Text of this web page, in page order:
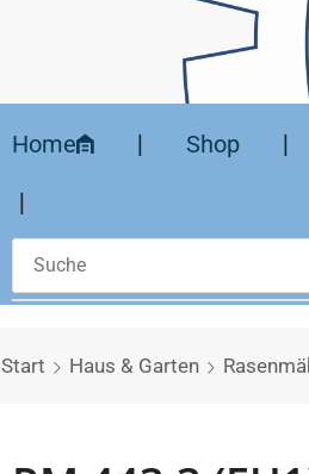
Home ❘ Shop ❘
❘
Start Haus & Garten